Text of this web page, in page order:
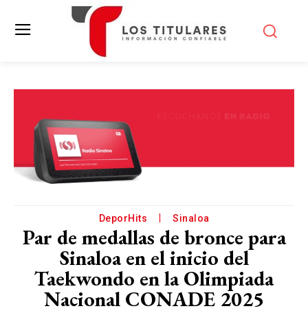
DeporHits Sinaloa
Par de medallas de bronce para
Sinaloa en el inicio del
Taekwondo en la Olimpiada
Nacional CONADE 2025